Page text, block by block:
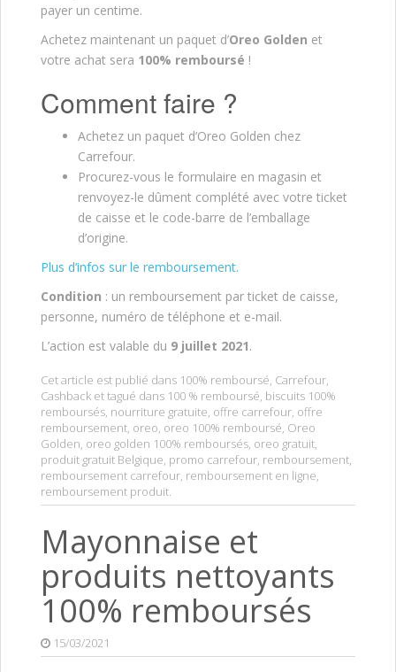
payer un centime.
Achetez maintenant un paquet d’Oreo Golden et
votre achat sera 100% remboursé !
Comment faire ?
Achetez un paquet d’Oreo Golden chez
Carrefour.
Procurez-vous le formulaire en magasin et
renvoyez-le dûment complété avec votre ticket
de caisse et le code-barre de l’emballage
d’origine.
Plus d’infos sur le remboursement.
Condition : un remboursement par ticket de caisse,
personne, numéro de téléphone et e-mail.
L’action est valable du 9 juillet 2021.
Cet article est publié dans 100% remboursé, Carrefour,
Cashback et tagué dans 100 % remboursé, biscuits 100%
remboursés, nourriture gratuite, offre carrefour, offre
remboursement, oreo, oreo 100% remboursé, Oreo
Golden, oreo golden 100% remboursés, oreo gratuit,
produit gratuit Belgique, promo carrefour, remboursement,
remboursement carrefour, remboursement en ligne,
remboursement produit.
Mayonnaise et
produits nettoyants
100% remboursés
15/03/2021